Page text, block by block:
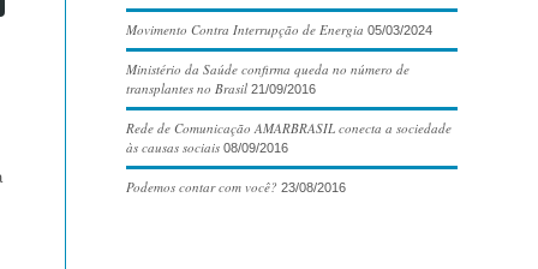
Movimento Contra Interrupção de Energia 05/03/2024
Ministério da Saúde confirma queda no número de
transplantes no Brasil 21/09/2016
Rede de Comunicação AMARBRASIL conecta a sociedade
às causas sociais 08/09/2016
Podemos contar com você? 23/08/2016